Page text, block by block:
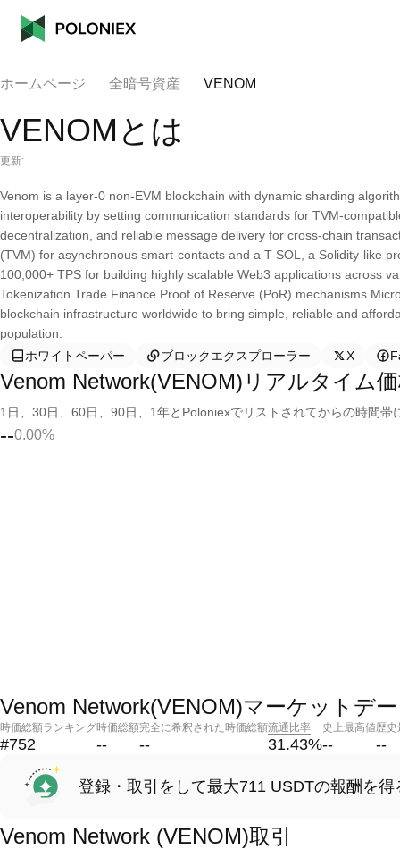
ホームページ 全暗号資産 VENOM
VENOMとは
更新:
Venom is a layer-0 non-EVM blockchain with dynamic sharding
interoperability by setting communication standards for TVM-
decentralization, and reliable message delivery for cross-chain
(TVM) for asynchronous smart-contacts and a T-SOL, a Solidity-like
100,000+ TPS for building highly scalable Web3 applications across
Tokenization Trade Finance Proof of Reserve (PoR) mechanisms
blockchain infrastructure worldwide to bring simple, reliable and
population.
ホワイトペーパー
ブロックエクスプローラー X
Venom Network(VENOM)リアルタイム
1日、30日、60日、90日、1年とPoloniexでリストされてからの時間
--0.00%
Venom Network(VENOM)マーケットデ
時価総額ランキング
#752
時価総額
--
完全に希釈された時価総額
--
流通比率
31.43%
史上最高値
--
歴史
--
登録・取引をして最大711 USDTの報酬を得
Venom Network (VENOM)取引